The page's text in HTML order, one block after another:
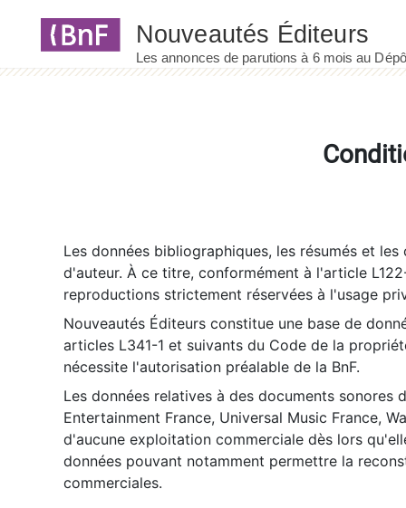
Les données bibliographiques, les résumés et
d'auteur. À ce titre, conformément à l'article
reproductions strictement réservées à l'usage
Nouveautés Éditeurs constitue une base de
articles L341-1 et suivants du Code de la
nécessite l'autorisation préalable de la BnF.
Les données relatives à des documents sonores
Entertainment France, Universal Music France,
d'aucune exploitation commerciale dès lors
données pouvant notamment permettre la
commerciales.